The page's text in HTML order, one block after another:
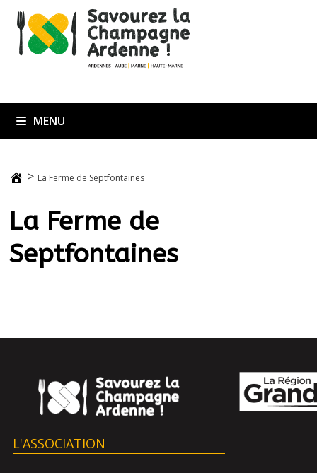
Passer
contenu
MENU
> La Ferme de Septfontaines
La Ferme de
Septfontaines
L'ASSOCIATION